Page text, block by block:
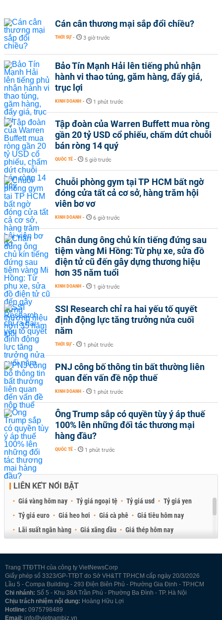
Cán cân thương mại sắp đổi chiều?
THỜI SỰ - 3 giờ trước
Bảo Tín Mạnh Hải lên tiếng phủ nhận
hành vi thao túng, găm hàng, đẩy giá,
trục lợi
KINH DOANH - 1 phút trước
Tập đoàn của Warren Buffett mua ròng
gần 20 tỷ USD cổ phiếu, chấm dứt chuỗi
bán ròng 14 quý
QUỐC TẾ - 5 giờ trước
Chuỗi phòng gym tại TP HCM bất ngờ
đóng cửa tất cả cơ sở, hàng trăm hội
viên bơ vơ
KINH DOANH - 6 giờ trước
Chân dung ông chủ kín tiếng đứng sau
tiệm vàng Mi Hồng: Từ phụ xe, sửa đồ
điện tử cũ đến gây dựng thương hiệu
hơn 35 năm tuổi
KINH DOANH - 1 giờ trước
SSI Research chỉ ra hai yếu tố quyết
định động lực tăng trưởng nửa cuối
năm
THỜI SỰ - 1 phút trước
PNJ công bố thông tin bất thường liên
quan đến vấn đề nộp thuế
KINH DOANH - 1 phút trước
Ông Trump sắp có quyền tùy ý áp thuế
100% lên những đối tác thương mại
hàng đầu?
QUỐC TẾ - 1 phút trước
LIÊN KẾT NỔI BẬT
Giá vàng hôm nay Tỷ giá ngoại tệ Tỷ giá usd
Tỷ giá yen
Tỷ giá euro
Giá heo hơi Giá cà phê
Giá tiêu hôm nay
Lãi suất ngân hàng
Giá xăng dầu
Giá thép hôm nay
Trang TTĐTTH của công ty VietNewsCorp
Giấy phép số 3323/GP-TTĐT do Sở VH&TT TP.HCM cấp ngày 20/3/2026
Lầu 5 - Compa Building - 293 Điện Biên Phủ - Phường Gia Định - TP.HCM
Chi nhánh: Số 5 - Khu 38A Trần Phú - Phường Ba Đình - TP. Hà Nội
Chịu trách nhiệm nội dung: Hoàng Hữu Lợi
Hotline: 0975798489
Email: info@vietnambiz.vn